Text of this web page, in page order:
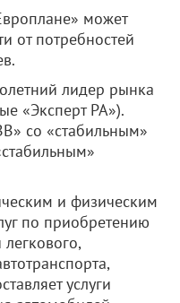
может
от потребностей
лидер рынка
«Эксперт РА»).
со «стабильным»
и физическим
по приобретению
услуги